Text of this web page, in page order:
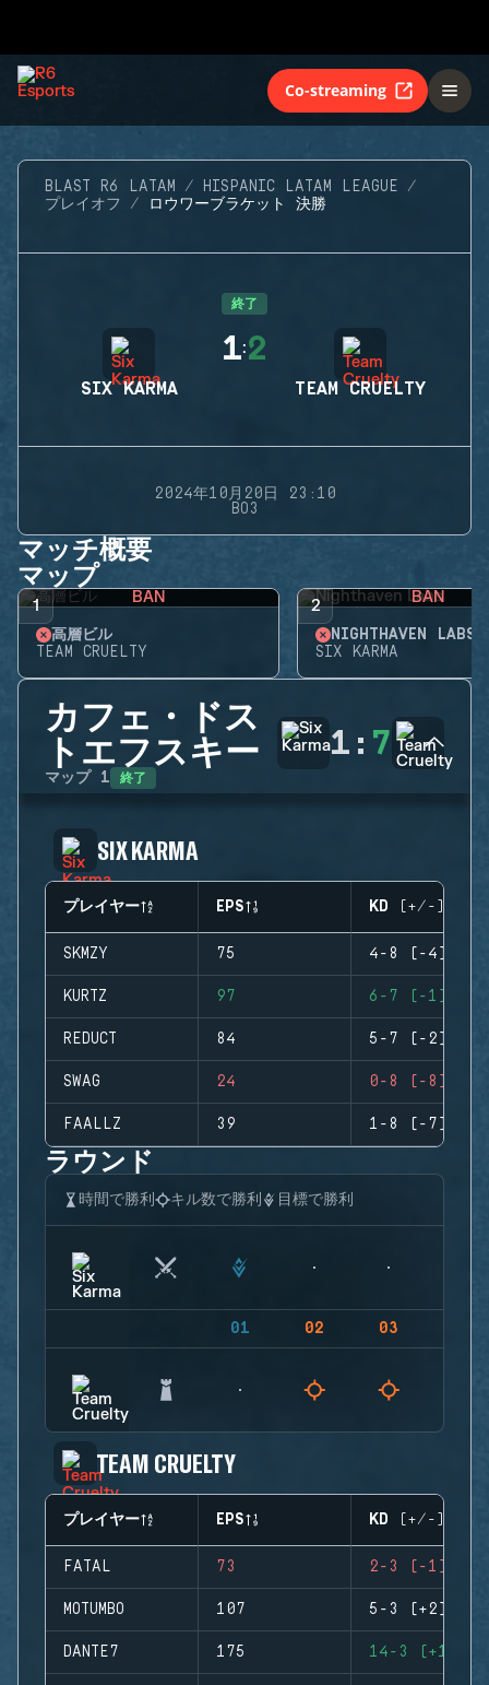
Co-streaming
BLAST R6 LATAM
HISPANIC LATAM LEAGUE
プレイオフ
ロウワーブラケット 決勝
終了
SIX KARMA
1:2
TEAM CRUELTY
2024年10月20日 23:10
BO3
マッチ概要
マップ
1 BAN
高層ビル
TEAM CRUELTY
2 BAN
NIGHTHAVEN LABS
SIX KARMA
カフェ・ドス
トエフスキー
マップ 1 終了
1 : 7
SIX KARMA
プレイヤー EPS KD (+/-)
SKMZY 75 4-8 (-4)
KURTZ 97 6-7 (-1)
REDUCT 84 5-7 (-2)
SWAG 24 0-8 (-8)
FAALLZ 39 1-8 (-7)
ラウンド
時間で勝利 キル数で勝利 目標で勝利
01 02 03
TEAM CRUELTY
プレイヤー EPS KD (+/-)
FATAL 73 2-3 (-1)
MOTUMBO 107 5-3 (+2)
DANTE7 175 14-3 (+11)